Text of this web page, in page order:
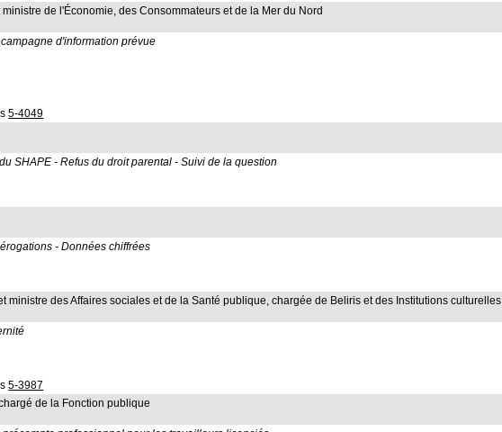
de l'Économie, des Consommateurs et de la Mer du Nord
d'information prévue
5-4049
SHAPE - Refus du droit parental - Suivi de la question
- Données chiffrées
ministre des Affaires sociales et de la Santé publique, chargée de Beliris et des Institutions
5-3987
de la Fonction publique